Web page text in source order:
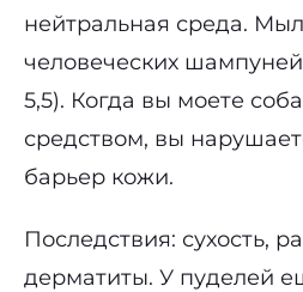
нейтральная среда.
человеческих
5,5). Когда вы моете
средством, вы
барьер кожи.
Последствия: сухость,
дерматиты. У пуделей